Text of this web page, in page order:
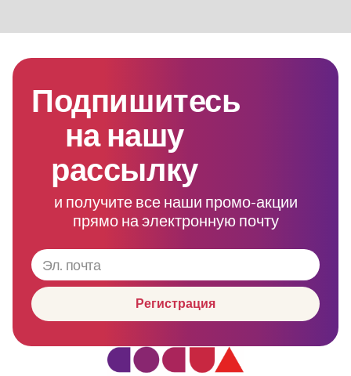
Подпишитесь
на нашу
рассылку
и получите все наши промо-акции
прямо на электронную почту
Регистрация